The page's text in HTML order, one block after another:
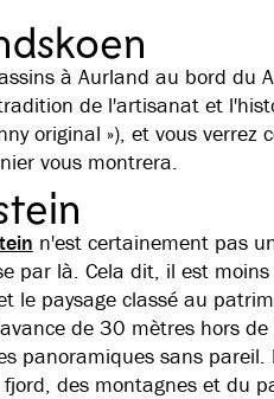
à Aurland au bord du
de l'artisanat et
original »), et vous verrez
vous montrera.
n'est certainement pas
par là. Cela dit, il est
le paysage classé au
de 30 mètres hors
panoramiques sans pareil.
des montagnes et du